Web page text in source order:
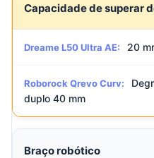
Capacidade de superar
Dreame L50 Ultra AE: 20
Roborock Qrevo Curv:
duplo 40 mm
Braço robótico